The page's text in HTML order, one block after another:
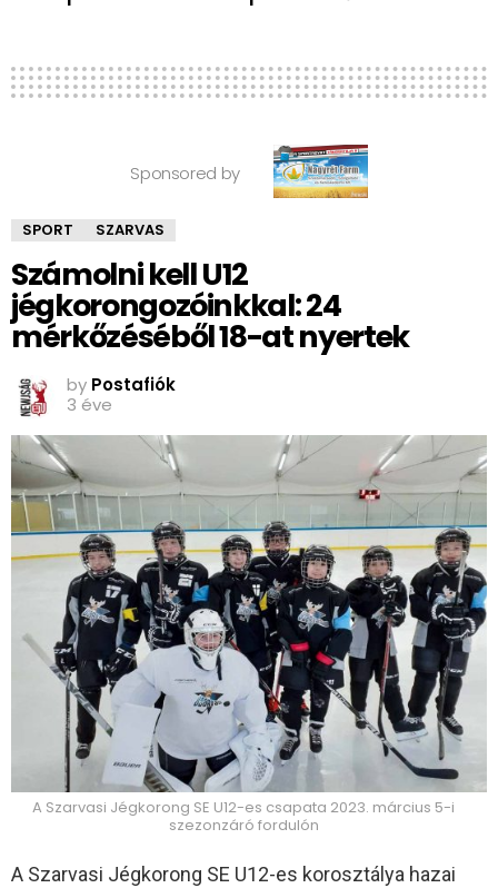
Sponsored by
SPORT SZARVAS
Számolni kell U12
jégkorongozóinkkal: 24
mérkőzéséből 18-at nyertek
by Postafiók
3 éve
A Szarvasi Jégkorong SE U12-es csapata 2023. március 5-i
szezonzáró fordulón
A Szarvasi Jégkorong SE U12-es korosztálya hazai